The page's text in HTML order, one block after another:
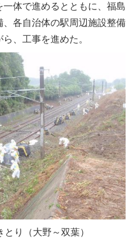
体で進めるとともに、福島
各自治体の駅周辺施設整備
、工事を進めた。
り（大野～双葉）